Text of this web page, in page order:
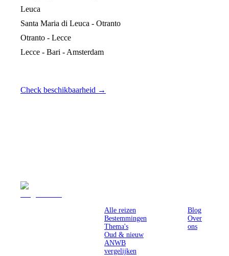
Leuca
Santa Maria di Leuca - Otranto
Otranto - Lecce
Lecce - Bari - Amsterdam
Check beschikbaarheid →
Alle reizen
Bestemmingen
Thema's
Oud & nieuw
ANWB
vergelijken
Blog
Over
ons